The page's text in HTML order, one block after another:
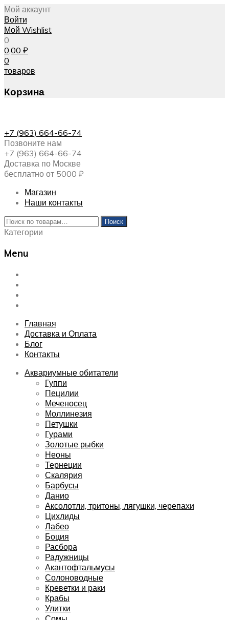
Мой аккаунт
Войти
Мой Wishlist
0
0,00 ₽
0
товаров
Корзина
+7 (963) 664-66-74
Позвоните нам
+7 (963) 664-66-74
Доставка по Москве
бесплатно от 5000 ₽
Магазин
Наши контакты
Искать:
Поиск
Категории
Menu
Skip
content
Главная
Доставка и Оплата
Блог
Контакты
Аквариумные обитатели
Гуппи
Пецилии
Меченосец
Моллинезия
Петушки
Гурами
Золотые рыбки
Неоны
Тернеции
Скалярия
Барбусы
Данио
Аксолотли, тритоны, лягушки, черепахи
Цихлиды
Лабео
Боция
Расбора
Радужницы
Акантофтальмусы
Солоноводные
Креветки и раки
Крабы
Улитки